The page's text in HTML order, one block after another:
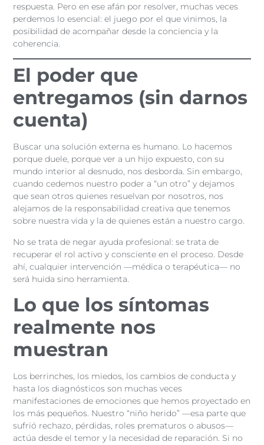
respuesta. Pero en ese afán por resolver, muchas veces
perdemos lo esencial: el juego por el que vinimos, la
posibilidad de acompañar desde la conciencia y la
coherencia.
El poder que
entregamos (sin darnos
cuenta)
Buscar una solución externa es humano. Lo hacemos
porque duele, porque ver a un hijo expuesto, con su
mundo interior al desnudo, nos desborda. Sin embargo,
cuando cedemos nuestro poder a “un otro” y dejamos
que sean otros quienes resuelvan por nosotros, nos
alejamos de la responsabilidad creativa que tenemos
sobre nuestra vida y la de quienes están a nuestro cargo.
No se trata de negar ayuda profesional: se trata de
recuperar el rol activo y consciente en el proceso. Desde
ahí, cualquier intervención —médica o terapéutica— no
será huida sino herramienta.
Lo que los síntomas
realmente nos
muestran
Los berrinches, los miedos, los cambios de conducta y
hasta los diagnósticos son muchas veces
manifestaciones de emociones que hemos proyectado en
los más pequeños. Nuestro “niño herido” —esa parte que
sufrió rechazo, pérdidas, roles prematuros o abusos—
actúa desde el temor y la necesidad de reparación. Si no